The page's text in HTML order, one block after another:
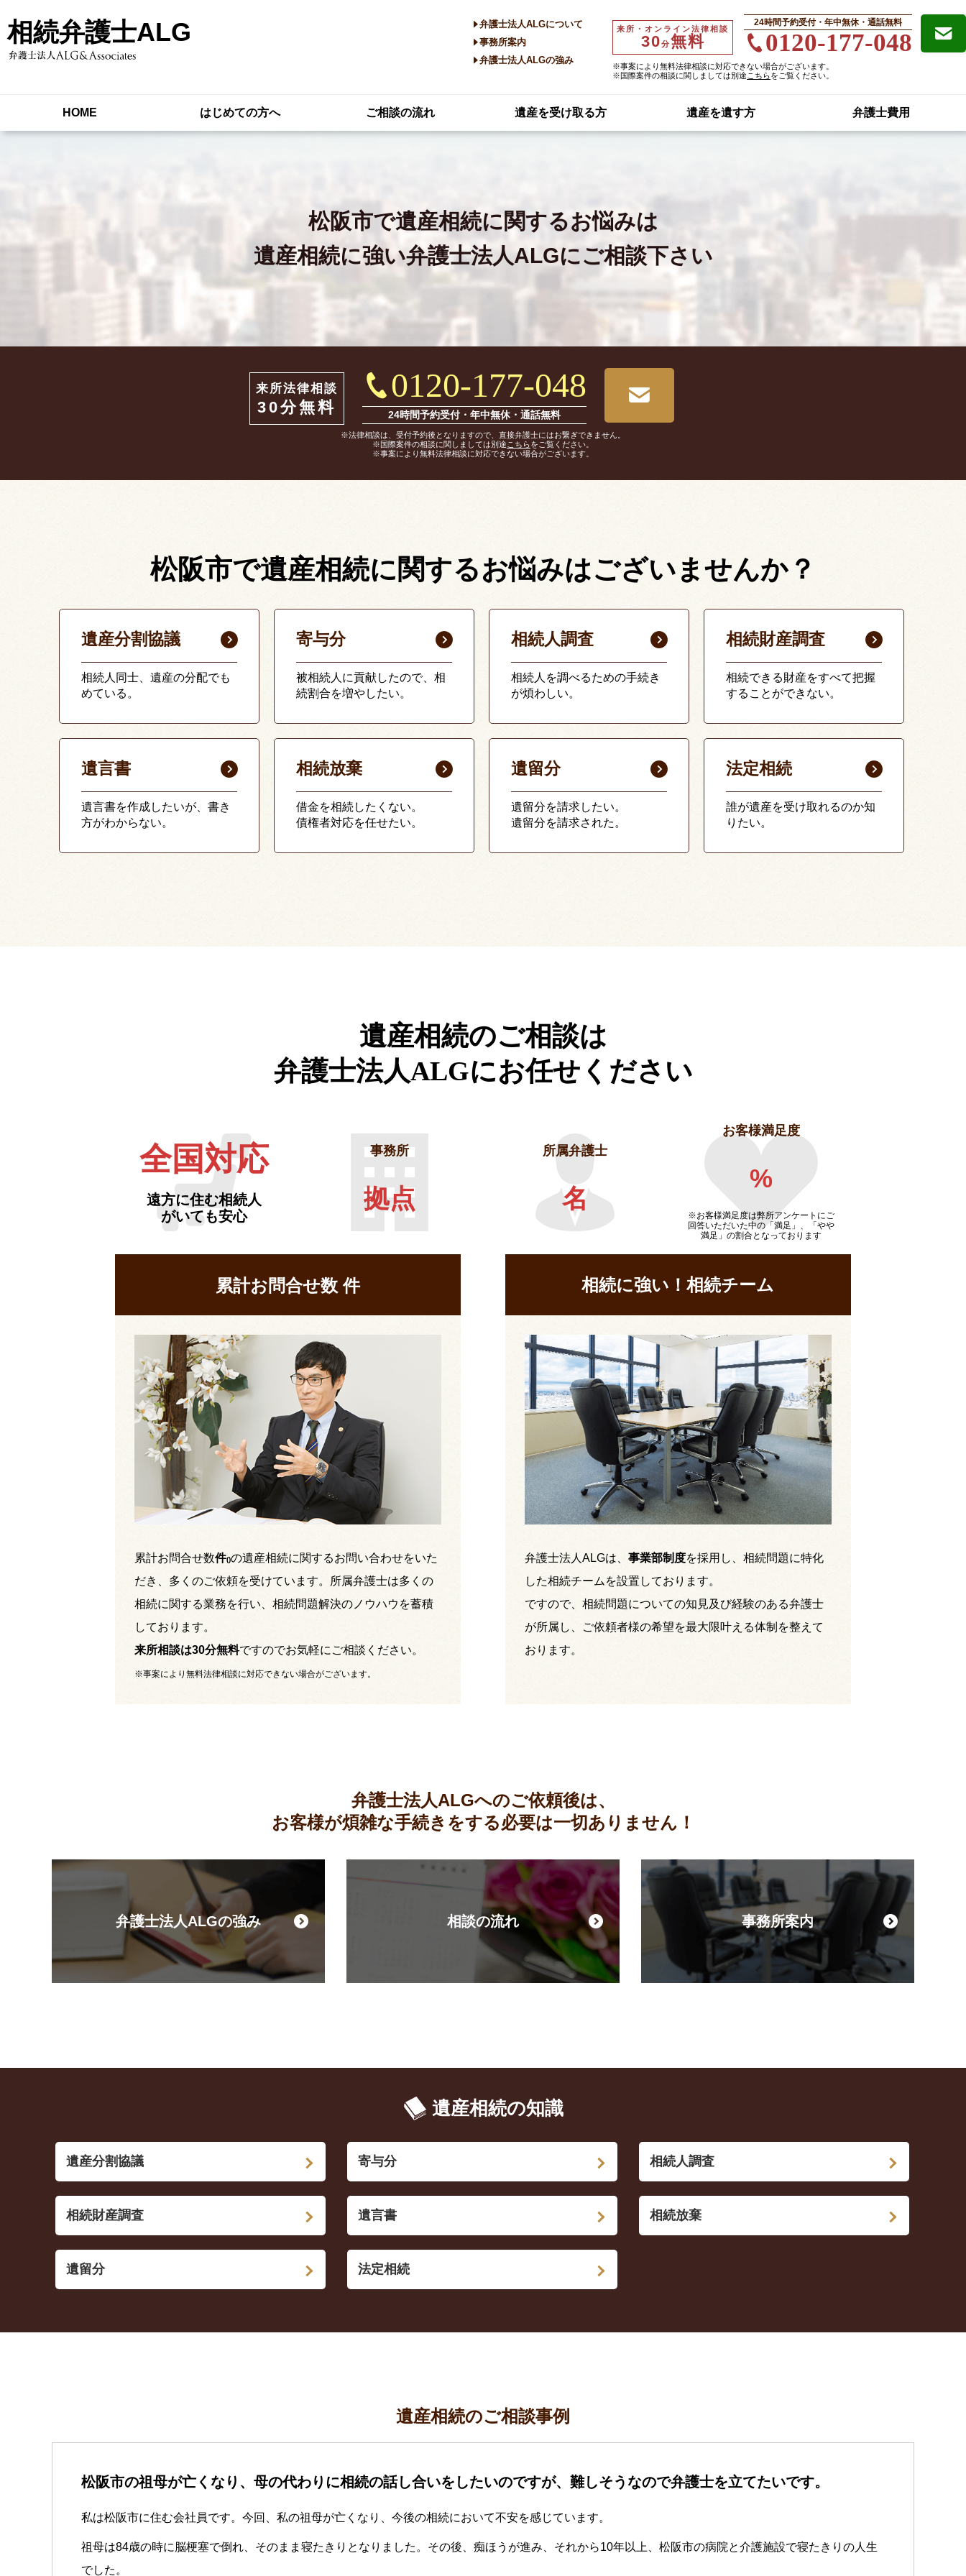
相続弁護士ALG 来所・オンライン法律相談
30分無料
24時間予約受付・年中無休・通話無料
0120-177-048
※事案により無料法律相談に対応できない場合がございます。
※国際案件の相談に関しましては別途 こちらをご覧ください。
弁護士法人ALGについて
事務所案内
弁護士法人ALGの強み
HOME はじめての方へ ご相談の流れ 遺産を受け取る方 遺産を遺す方 弁護士費用
松阪市で遺産相続に関するお悩みは
遺産相続に強い弁護士法人ALGにご相談下さい
来所法律相談
30分無料
0120-177-048
24時間予約受付・年中無休・通話無料
※法律相談は、受付予約後となりますので、直接弁護士にはお繋ぎできません。
※国際案件の相談に関しましては別途 こちらをご覧ください。
※事案により無料法律相談に対応できない場合がございます。
松阪市で遺産相続に関するお悩みはございませんか？
遺産分割協議
相続人同士、遺産の分配でも
めている。
寄与分
被相続人に貢献したので、相
続割合を増やしたい。
相続人調査
相続人を調べるための手続き
が煩わしい。
相続財産調査
相続できる財産をすべて把握
することができない。
遺言書
遺言書を作成したいが、書き
方がわからない。
相続放棄
借金を相続したくない。
債権者対応を任せたい。
遺留分
遺留分を請求したい。
遺留分を請求された。
法定相続
誰が遺産を受け取れるのか知
りたい。
遺産相続のご相談は
弁護士法人ALGにお任せください
全国対応
遠方に住む相続人
がいても安心
事務所
拠点
所属弁護士
名
お客様満足度
%
※お客様満足度は弊所アンケートにご
回答いただいた中の「満足」、「やや
満足」の割合となっております
累計お問合せ数件
累計お問合せ数件()の遺産相続に関するお問い合わせをいた
だき、多くのご依頼を受けています。所属弁護士は多くの
相続に関する業務を行い、相続問題解決のノウハウを蓄積
しております。
来所相談は30分無料ですのでお気軽にご相談ください。
※事案により無料法律相談に対応できない場合がございます。
相続に強い！相続チーム
弁護士法人ALGは、 事業部制度を採用し、相続問題に特化
した相続チームを設置しております。
ですので、相続問題についての知見及び経験のある弁護士
が所属し、ご依頼者様の希望を最大限叶える体制を整えて
おります。
弁護士法人ALGへのご依頼後は、
お客様が煩雑な手続きをする必要は一切ありません！
弁護士法人ALGの強み 相談の流れ 事務所案内
遺産相続の知識
遺産分割協議 寄与分 相続人調査
相続財産調査 遺言書 相続放棄
遺留分 法定相続
遺産相続のご相談事例
松阪市の祖母が亡くなり、母の代わりに相続の話し合いをしたいのですが、難しそうなので弁護士を立てたいです。
私は松阪市に住む会社員です。今回、私の祖母が亡くなり、今後の相続において不安を感じています。
祖母は84歳の時に脳梗塞で倒れ、そのまま寝たきりとなりました。その後、痴ほうが進み、それから10年以上、松阪市の病院と介護施設で寝たきりの人生
でした。